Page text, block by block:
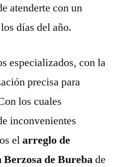
atenderte con un
días del año.
especializados, con la
precisa para
los cuales
inconvenientes
elarreglo de
Berzosa de Burebade